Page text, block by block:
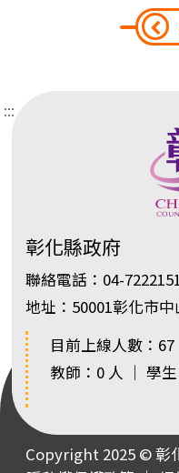
:::
彰化縣政府
聯絡電話：04-
地址：50001彰化市
目前上線人數：67
教師：0 人 ｜ 學
Copyright 2025 © 彰